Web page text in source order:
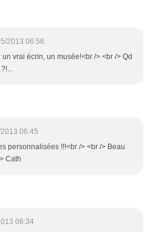
2013 06:56
vrai écrin, un musée!<br /> <br /> Qd
06:45
personnalisées !!!<br /> <br /> Beau
Cath
06:34